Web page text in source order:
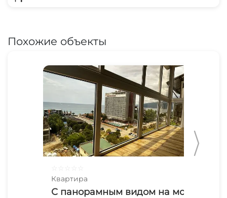
Похожие объекты
Квартира
С панорамным видом на море